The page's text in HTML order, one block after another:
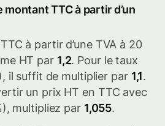
TTC à partir d’un
à partir d’une TVA à 20
HT par 1,2. Pour le taux
il suffit de multiplier par 1,1.
un prix HT en TTC avec
multipliez par 1,055.